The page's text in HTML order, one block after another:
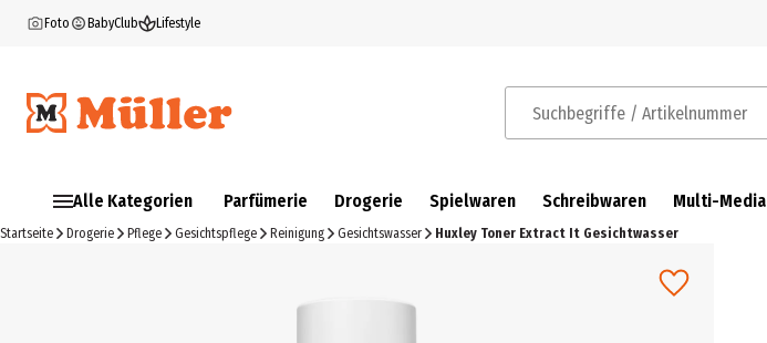
Foto BabyClub Lifestyle
Suchbegriffe / Artikelnummer
Alle Kategorien Parfümerie Drogerie Spielwaren Schreibwaren Multi-Media
Startseite Drogerie Pflege Gesichtspflege Reinigung Gesichtswasser Huxley Toner Extract It Gesichtwasser